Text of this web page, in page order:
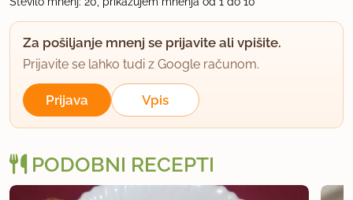
Dusano
član od 2001 322 sporočil
10.4.2004 ob 14:15
Tudi pri nas imenujemo to Nočna potica , recept je
isti .... pač vsak jo lahko poimene po svoje :) je pa
Za pošiljanje mnenj se prijavite ali vpišite.
Prijavite se lahko tudi z Google računom.
Prijava Vpis
PODOBNI RECEPTI